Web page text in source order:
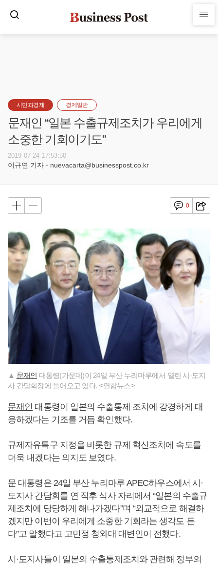
시민과경제 경제일반
문재인 “일본 수출규제조치가 우리에게
소중한 기회이기도”
2019-07-24 17:53:50
이규연 기자 - nuevacarta@businesspost.co.kr
0
▲ 문재인 대통령(가운데)이 24일 부산 누리마루에서 열린 시·도지
사 간담회장에 들어오고 있다. <연합뉴스>
문재인 대통령이 일본의 수출통제 조치에 강경하게 대
응하겠다는 기조를 거듭 확인했다.
규제자유특구 지정을 비롯한 규제 혁신조치에 속도를
더욱 내겠다는 의지도 보였다.
문 대통령은 24일 부산 누리마루 APEC하우스에서 시·
도지사 간담회를 연 직후 식사 자리에서 “일본의 수출규
제조치에 당당하게 해나가겠다”며 “외교적으로 해결하
겠지만 이번이 우리에게 소중한 기회라는 생각도 든
다”고 말했다고 고민정 청와대 대변인이 전했다.
시·도지사들이 일본의 수출통제조치와 관련해 정부의